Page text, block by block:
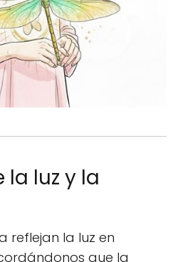
la luz y la
reflejan la luz en
que la